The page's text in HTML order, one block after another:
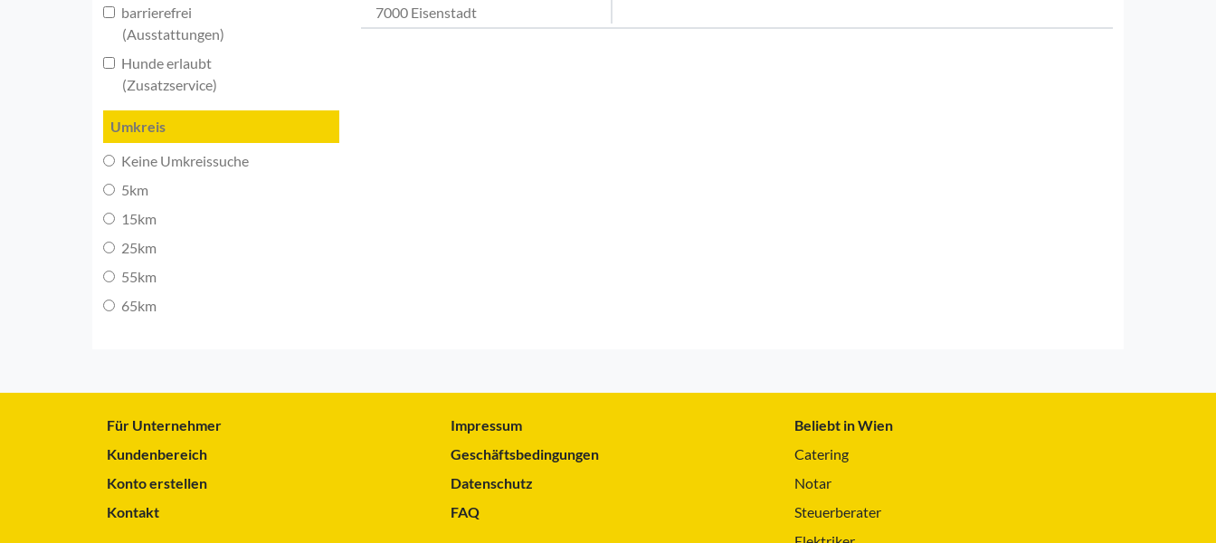
barrierefrei
(Ausstattungen)
Hunde erlaubt
(Zusatzservice)
Umkreis
Keine Umkreissuche
5km
15km
25km
55km
65km
7000 Eisenstadt
Für Unternehmer
Kundenbereich
Konto erstellen
Kontakt
Impressum
Geschäftsbedingungen
Datenschutz
FAQ
Beliebt in Wien
Catering
Notar
Steuerberater